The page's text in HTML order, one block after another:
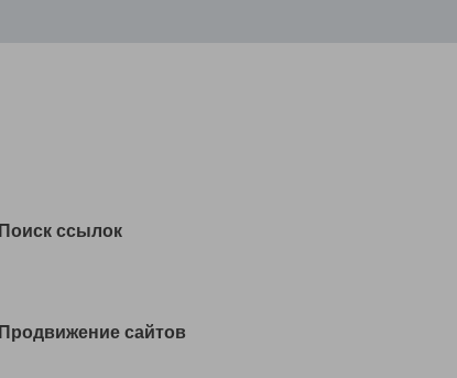
Поиск ссылок
Продвижение сайтов